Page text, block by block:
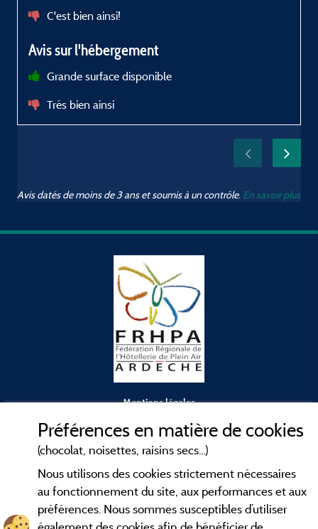
C'est bien ainsi!
Avis sur l'hébergement
Grande surface disponible
Trés bien ainsi
Avis datés de moins de 3 ans et soumis à un contrôle. En savoir plus
Mentions légales
Conditions générales d'utilisation
Contact
CGV
Préférences en matière de cookies
(chocolat, noisettes, raisins secs...)
Nous utilisons des cookies strictement nécessaires
au fonctionnement du site, aux performances et aux
préférences. Nous sommes susceptibles d’utiliser